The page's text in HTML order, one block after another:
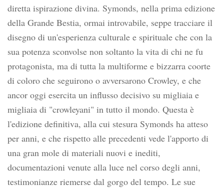
diretta ispirazione divina. Symonds, nella prima edizione
della Grande Bestia, ormai introvabile, seppe tracciare il
disegno di un'esperienza culturale e spirituale che con la
sua potenza sconvolse non soltanto la vita di chi ne fu
protagonista, ma di tutta la multiforme e bizzarra coorte
di coloro che seguirono o avversarono Crowley, e che
ancor oggi esercita un influsso decisivo su migliaia e
migliaia di "crowleyani" in tutto il mondo. Questa è
l'edizione definitiva, alla cui stesura Symonds ha atteso
per anni, e che rispetto alle precedenti vede l'apporto di
una gran mole di materiali nuovi e inediti,
documentazioni venute alla luce nel corso degli anni,
testimonianze riemerse dal gorgo del tempo. Le sue